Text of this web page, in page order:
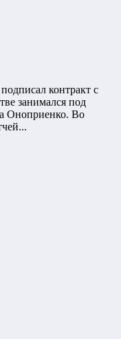
контракт с
занимался под
Оноприенко. Во